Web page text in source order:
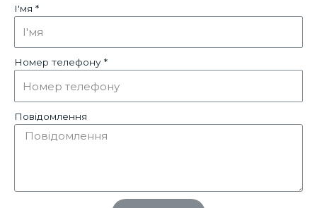
І'мя *
Номер телефону *
Повідомлення